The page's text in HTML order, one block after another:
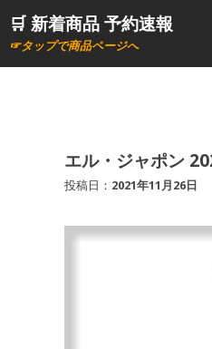
ン🛒 新着商品 予約速報
☞タップで商品ページへ
エル・ジャポン
投稿日： 2021年11月26日